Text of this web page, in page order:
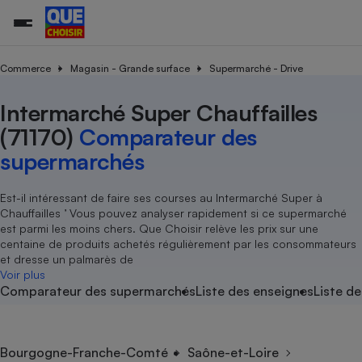
Commerce Magasin - Grande surface Supermarché - Drive
Intermarché Super Chauffailles
(71170) Comparateur des
supermarchés
Est-il intéressant de faire ses courses au Intermarché Super à
Chauffailles ’ Vous pouvez analyser rapidement si ce supermarché
est parmi les moins chers. Que Choisir relève les prix sur une
centaine de produits achetés régulièrement par les consommateurs
et dresse un palmarès de
Voir plus
Comparateur des supermarchésListe des enseignesListe
Bourgogne-Franche-Comté
Saône-et-Loire
Additifs
Agriculture
Produit alimentaire
Achat - Vente - Location
Carburant
Magasin - Grande surface
Marketing - Fidélisation
Organismes de défense
Système judiciaire
Air
Eau
Achat - Vente - Travaux
Location
Sport
Vacances - Tourisme
électrique
Démarche administrative
Senior
Service marchand
Train
Transport aérien
Toutes les actualités
Enquêtes
Guides d'achat
Conseils
Brèves
Tous les services
Soumettre un litige
Lettres types
Rencontrer une association locale
Tous nos combats
Nos actions
Nos grandes victoires
Les billets de la présidente
Nos associations locales
Nous rejoindre
En savoir plus sur Que Choisir Ensemble
nous ?
L’association
Nos missions
Notre méthodologie
Notre financement
Nos partenaires
Nous rejoindre